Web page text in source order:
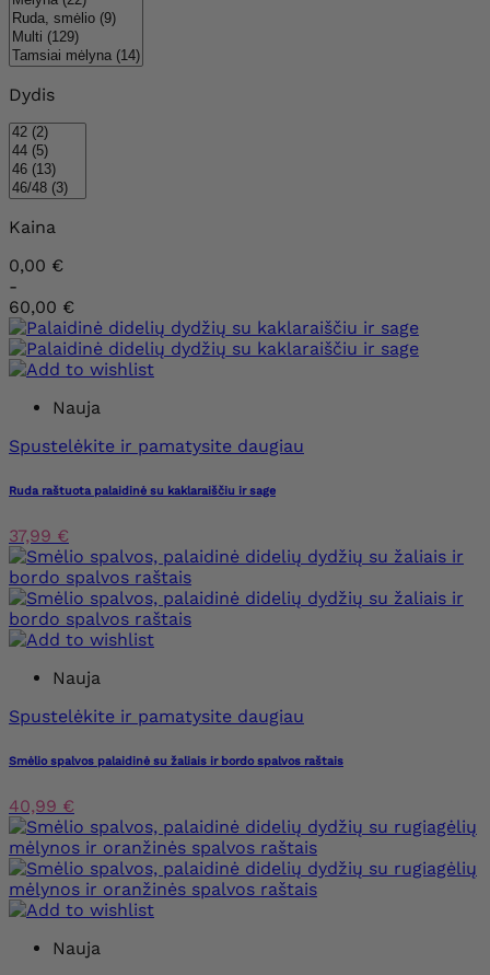
Dydis
Kaina
0,00 €
-
60,00 €
Nauja
Spustelėkite ir pamatysite daugiau
Ruda raštuota palaidinė su kaklaraiščiu ir sage
37,99 €
Nauja
Spustelėkite ir pamatysite daugiau
Smėlio spalvos palaidinė su žaliais ir bordo spalvos raštais
40,99 €
Nauja